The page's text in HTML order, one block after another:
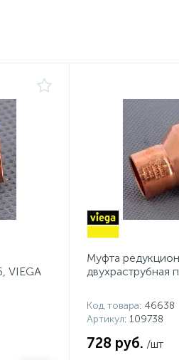
VIEGA
Муфта
двухраструбная
Код товара: 46638
Артикул: 109738
728 руб. /шт